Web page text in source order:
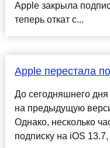
Apple закрыла
теперь откат с...
Apple перестала
До сегодняшнего дня
на предыдущую
Однако, несколько
подписку на iOS